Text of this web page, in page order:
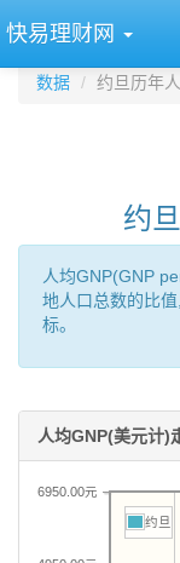
快易理财网
数据 约旦历年
约
人均GNP(GNP
地人口总数的比
标。
人均GNP(美元计)
6950.00元
约旦